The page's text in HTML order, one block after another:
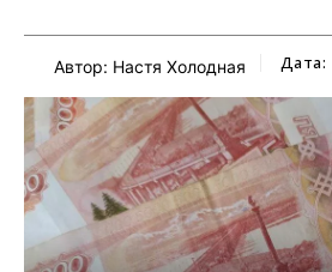
Автор: Настя Холодная Дата: